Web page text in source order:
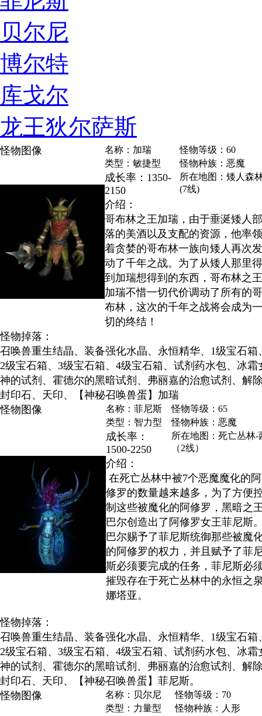
贝尔尼
博尔特
库戈尔
龙王狄尔萨斯
怪物图像 名称：加瑞
怪物等级：60
类型：敏捷型
怪物种族：恶魔
成长率：1350-
2150
所在地图：矮人森
(7线)
介绍：
哥布林之王加瑞，由于垂涎矮人部
落的美酒以及支配的资源，他率领
着贪婪的哥布林一族向矮人再次发
动了千年之战。为了从矮人那里得
到加瑞想得到的东西，哥布林之王
加瑞不惜一切代价调动了所有的哥
布林，这次的千年之战将会成为一
切的终结！
怪物掉落：
召唤兽重生结晶、装备强化水晶、永恒精华、1级宝石箱
2级宝石箱、3级宝石箱、4级宝石箱、试剂药水包、冰霜
神的试剂、霍德尔的黑暗试剂、弗丽嘉的治愈试剂、解
封印石、天印、【神秘召唤兽蛋】加瑞
怪物图像
名称：菲尼斯
怪物等级：65
类型：智力型
怪物种族：恶魔
成长率：
1500-2250
所在地图：死亡丛林-
（2线）
介绍：
在死亡丛林中被7个恶魔魔化的阿
修罗的数量越来越多，为了方便
制这些被魔化的阿修罗，黑暗之
巴尔创造出了阿修罗女王菲尼斯
巴尔赐予了菲尼斯统御那些被魔
的阿修罗的权力，并且赋予了菲
斯必须要完成的任务，菲尼斯必
摧毁存在于死亡丛林中的永恒之
娜塔亚。
怪物掉落：
召唤兽重生结晶、装备强化水晶、永恒精华、1级宝石箱
2级宝石箱、3级宝石箱、4级宝石箱、试剂药水包、冰霜
神的试剂、霍德尔的黑暗试剂、弗丽嘉的治愈试剂、解
封印石、天印、【神秘召唤兽蛋】菲尼斯。
怪物图像
名称：贝尔尼
怪物等级：70
类型：力量型
怪物种族：人形